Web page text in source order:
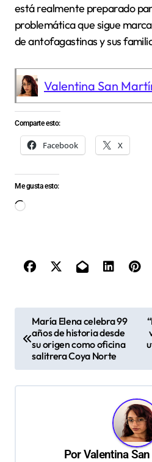
está realmente preparado
problemática que sigue
de antofagastinas y sus
Valentina San
Comparte esto:
Facebook X
Me gusta esto:
Cargando...
María Elena celebra 99
años de historia desde
su origen como oficina
salitrera Coya Norte
PorValentina